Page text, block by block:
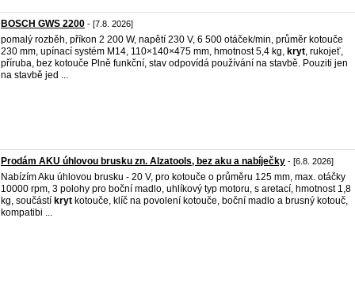
BOSCH GWS 2200 - [7.8. 2026]
pomalý rozběh, příkon 2 200 W, napětí 230 V, 6 500 otáček/min, průměr kotouče
230 mm, upínací systém M14, 110×140×475 mm, hmotnost 5,4 kg, kryt, rukojeť,
příruba, bez kotouče Plně funkční, stav odpovídá používání na stavbě. Pouziti jen
na stavbě jed ...
Prodám AKU úhlovou brusku zn. Alzatools, bez aku a nabíječky - [6.8. 2026]
Nabízím Aku úhlovou brusku - 20 V, pro kotouče o průměru 125 mm, max. otáčky
10000 rpm, 3 polohy pro boční madlo, uhlíkový typ motoru, s aretací, hmotnost 1,8
kg, součástí kryt kotouče, klíč na povolení kotouče, boční madlo a brusný kotouč,
kompatibi ...